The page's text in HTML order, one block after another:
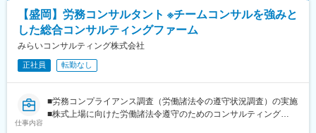
■フォロー体制
地図業界未経験者が大半のため、社内では未経験者を対象とした
育成・指導経験が蓄積されています。入社以降の業務のステップ
アップは以下を想定しています。
＜入社1ヶ月～2ヶ月＞
・デジタル地図の基礎知識の習得
・先輩社員が間を取り持ち、関係各部門の業務説明を受け、業務
イメージをより具現化
長性、財務状況を調査し、経営課題を把握します。
〇経営改善・M&A支援
発見した経営課題に対して、改善施策を検討・提案し、実行支援
を行います。また、M&Aに関する相談対応や企業評価、交渉サポ
ート、クロージング支援を担当します。
他、IPO支援・組織再編にもチャレンジしていただけます。
■未経験から挑戦可能な理由：
コンサルティングにおいてもっとも大切なことは、お客さまのこ
とを本気で考える「心」だと考えています。どのような場面にお
【盛岡】労務コンサルタント ※チームコンサルを強みと
した総合コンサルティングファーム
みらいコンサルティング株式会社
正社員 転勤なし
仕事内容
■労務コンプライアンス調査（労働諸法令の遵守状況調査）の実施
■株式上場に向けた労働諸法令遵守のためのコンサルティング